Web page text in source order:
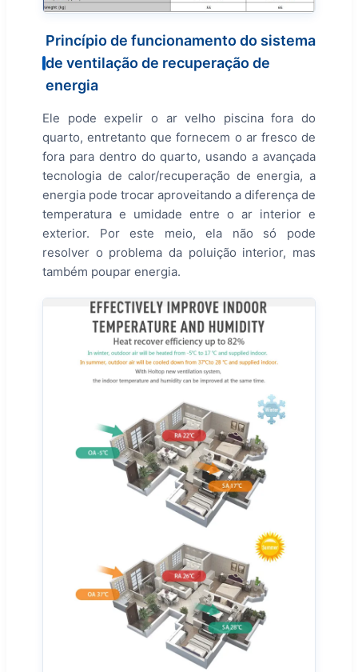
Princípio de funcionamento do sistema
de ventilação de recuperação de
energia
Ele pode expelir o ar velho piscina fora do
quarto, entretanto que fornecem o ar fresco de
fora para dentro do quarto, usando a avançada
tecnologia de calor/recuperação de energia, a
energia pode trocar aproveitando a diferença de
temperatura e umidade entre o ar interior e
exterior. Por este meio, ela não só pode
resolver o problema da poluição interior, mas
também poupar energia.